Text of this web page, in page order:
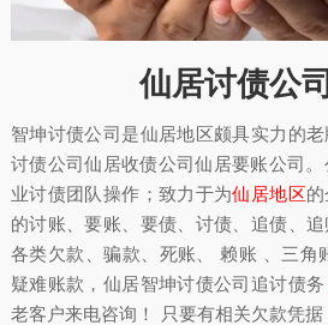
仙居讨债公
智坤讨债公司是仙居地区颇具实力的
讨债公司仙居收债公司仙居要账公司
业讨债团队操作；致力于为仙居地区
的讨账、要账、要债、讨债、追债、
各类欠款、骗款、死账、 赖账 、三角
疑难账款，仙居智坤讨债公司追讨债务
老客户来电咨询！ 只要有相关欠款凭